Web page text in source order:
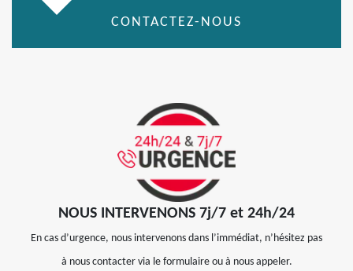
CONTACTEZ-NOUS
NOUS INTERVENONS 7j/7 et 24h/24
En cas d’urgence, nous intervenons dans l’immédiat, n’hésitez pas
à nous contacter via le formulaire ou à nous appeler.